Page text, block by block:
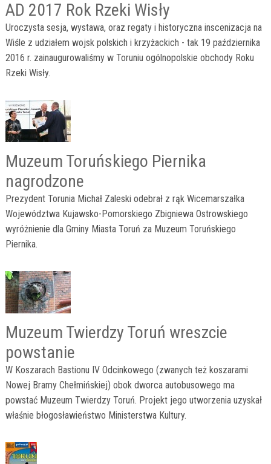
AD 2017 Rok Rzeki Wisły
Uroczysta sesja, wystawa, oraz regaty i historyczna inscenizacja na
Wiśle z udziałem wojsk polskich i krzyżackich - tak 19 października
2016 r. zainaugurowaliśmy w Toruniu ogólnopolskie obchody Roku
Rzeki Wisły.
Muzeum Toruńskiego Piernika
nagrodzone
Prezydent Torunia Michał Zaleski odebrał z rąk Wicemarszałka
Województwa Kujawsko-Pomorskiego Zbigniewa Ostrowskiego
wyróżnienie dla Gminy Miasta Toruń za Muzeum Toruńskiego
Piernika.
Muzeum Twierdzy Toruń wreszcie
powstanie
W Koszarach Bastionu IV Odcinkowego (zwanych też koszarami
Nowej Bramy Chełmińskiej) obok dworca autobusowego ma
powstać Muzeum Twierdzy Toruń. Projekt jego utworzenia uzyskał
właśnie błogosławieństwo Ministerstwa Kultury.